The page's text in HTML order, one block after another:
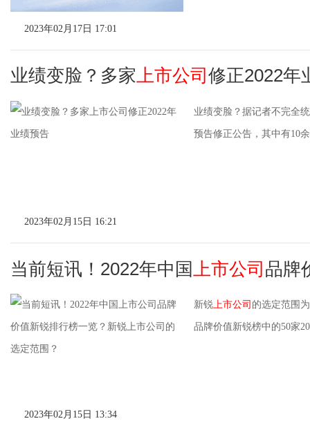
2023年02月17日 17:01
业绩变脸？多家上市公司 修正2022年
业绩变脸？据记者不完全
预告修正公告，其中有10
2023年02月15日 16:21
当前短讯！2022年中国 上市公司 品牌
新锐上市公司 的选定范围
品牌价值新锐榜中的50家
2023年02月15日 13:34